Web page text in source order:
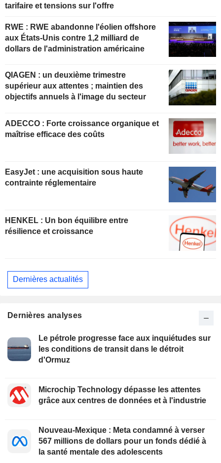
tarifaire et tensions sur l'offre
RWE : RWE abandonne l'éolien offshore
aux États-Unis contre 1,2 milliard de
dollars de l'administration américaine
QIAGEN : un deuxième trimestre
supérieur aux attentes ; maintien des
objectifs annuels à l'image du secteur
ADECCO : Forte croissance organique et
maîtrise efficace des coûts
EasyJet : une acquisition sous haute
contrainte réglementaire
HENKEL : Un bon équilibre entre
résilience et croissance
Dernières actualités
Dernières analyses
Le pétrole progresse face aux inquiétudes sur
les conditions de transit dans le détroit
d'Ormuz
Microchip Technology dépasse les attentes
grâce aux centres de données et à l'industrie
Nouveau-Mexique : Meta condamné à verser
567 millions de dollars pour un fonds dédié à
la santé mentale des adolescents